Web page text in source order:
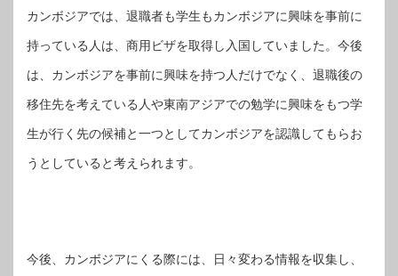
カンボジアでは、退職者も学生もカンボジアに興味を事前に
持っている人は、商用ビザを取得し入国していました。今後
は、カンボジアを事前に興味を持つ人だけでなく、退職後の
移住先を考えている人や東南アジアでの勉学に興味をもつ学
生が行く先の候補と一つとしてカンボジアを認識してもらお
うとしていると考えられます。
今後、カンボジアにくる際には、日々変わる情報を収集し、